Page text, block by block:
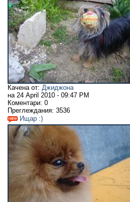
Качена от: Джиджона
на 24 April 2010 - 09:47 PM
Коментари: 0
Преглеждания: 3536
Ищар :)